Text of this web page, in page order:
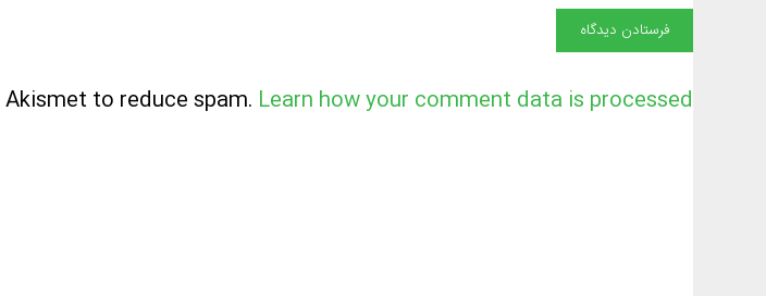
to reduce spam. Learn how your comment data is processed